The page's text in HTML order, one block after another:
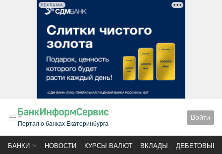
РЕКЛАМА
Портал о банках Екатеринбурга
Войти
БАНКИ НОВОСТИ КУРСЫ ВАЛЮТ ВКЛАДЫ ДЕБЕТОВЫЕ